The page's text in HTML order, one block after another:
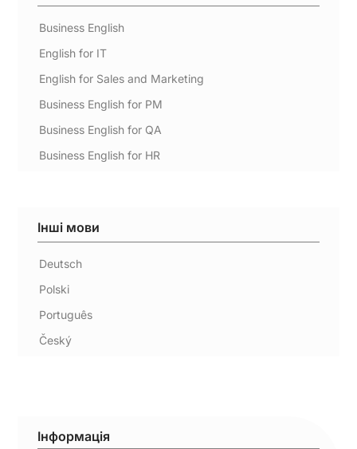
Business English
English for IT
English for Sales and Marketing
Business English for PM
Business English for QA
Business English for HR
Інші мови
Deutsch
Polski
Português
Český
Інформація